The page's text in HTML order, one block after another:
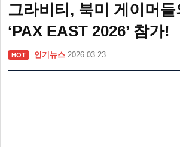
그라비티, 북미 게이머들
‘PAX EAST 2026’ 참가!
HOT 인기뉴스 2026.03.23